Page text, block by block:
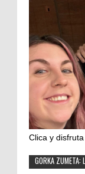
Clica y
GORKA ZUMETA: